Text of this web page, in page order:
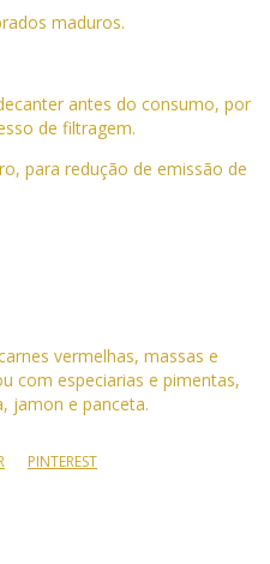
maduros.
antes do consumo, por
de filtragem.
para redução de emissão de
vermelhas, massas e
com especiarias e pimentas,
jamon e panceta.
PINTEREST